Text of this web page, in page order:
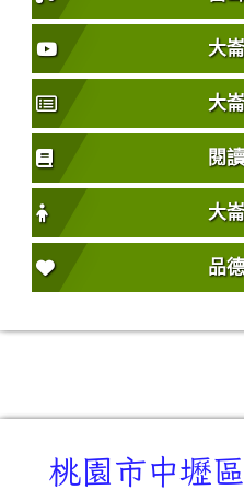
大
大
閱
大
品
桃園市中壢